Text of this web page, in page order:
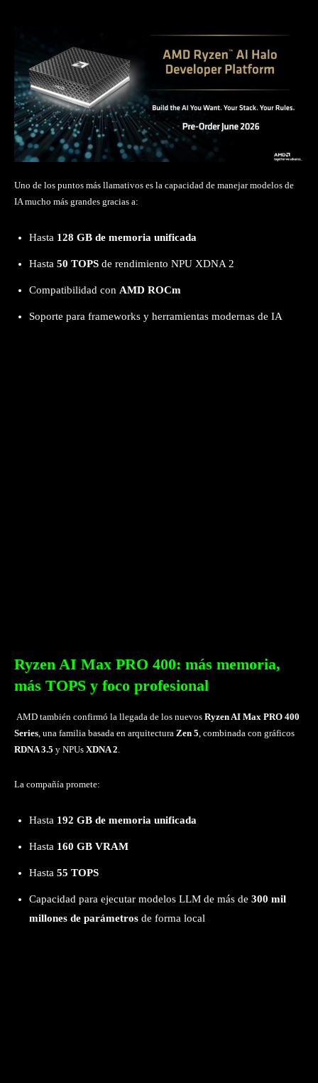
Uno de los puntos más llamativos es la capacidad de manejar modelos de
IA mucho más grandes gracias a:
Hasta 128 GB de memoria unificada
Hasta 50 TOPS de rendimiento NPU XDNA 2
Compatibilidad con AMD ROCm
Soporte para frameworks y herramientas modernas de IA
Ryzen AI Max PRO 400: más memoria,
más TOPS y foco profesional
AMD también confirmó la llegada de los nuevos Ryzen AI Max PRO 400
Series , una familia basada en arquitectura Zen 5 , combinada con gráficos
RDNA 3.5 y NPUs XDNA 2
La compañía promete:
Hasta 192 GB de memoria unificada
Hasta 160 GB VRAM
Hasta 55 TOPS
Capacidad para ejecutar modelos LLM de más de 300 mil
millones de parámetros de forma local